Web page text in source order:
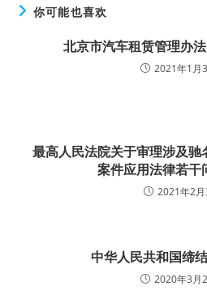
你可能也喜欢
北京市汽车租赁管理办
2021年1月
最高人民法院关于审理涉及
案件应用法律若干
2021年2月
中华人民共和国缔
2020年3月